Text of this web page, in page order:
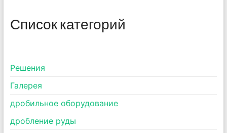
Список категорий
Pешения
Галерея
дробильное оборудование
дробление руды